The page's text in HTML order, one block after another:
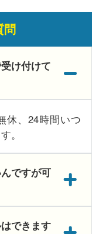
問
け付けて
休、24時間いつ
。
ですが可
できます